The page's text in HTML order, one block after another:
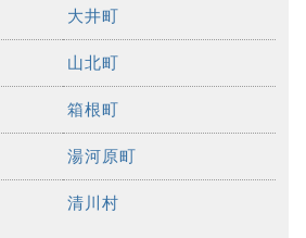
大井町
山北町
箱根町
湯河原町
清川村